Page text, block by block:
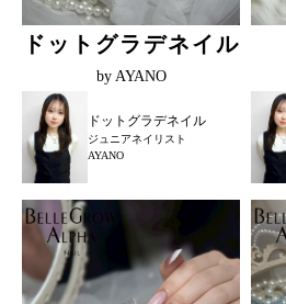
ドットグラデネイル
by AYANO
ドットグラデネイル
ジュニアネイリスト
AYANO